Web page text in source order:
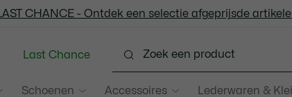
LAST CHANCE - Ontdek een selectie afgeprijsde
LAST CHANCE - Ontdek een selectie afgeprijsde
Schoenen Accessoires Lederwaren &
Last Chance